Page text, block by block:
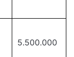
5.500.000